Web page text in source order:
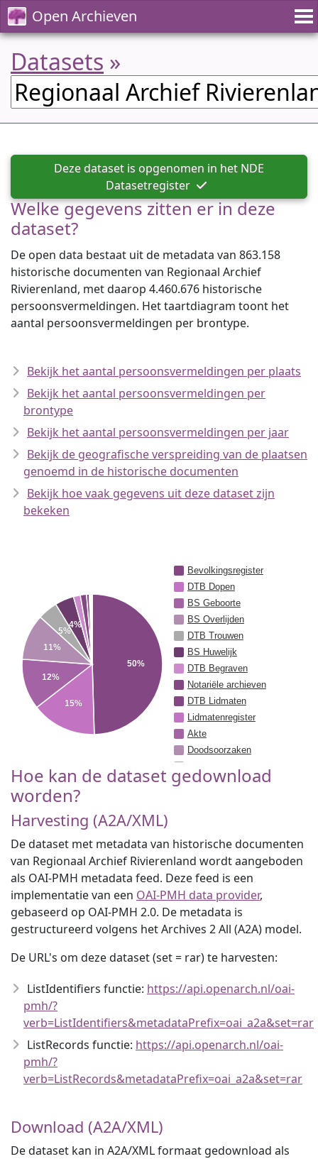
Open Archieven
Datasets »
Deze dataset is opgenomen in het NDE
Datasetregister
Welke gegevens zitten er in deze
dataset?
De open data bestaat uit de metadata van 863.158
historische documenten van Regionaal Archief
Rivierenland, met daarop 4.460.676 historische
persoonsvermeldingen. Het taartdiagram toont het
aantal persoonsvermeldingen per brontype.
Bekijk het aantal persoonsvermeldingen per plaats
Bekijk het aantal persoonsvermeldingen per
brontype
Bekijk het aantal persoonsvermeldingen per jaar
Bekijk de geografische verspreiding van de plaatsen
genoemd in de historische documenten
Bekijk hoe vaak gegevens uit deze dataset zijn
bekeken
50%
15%
12%
11%
5%
4%
Bevolkingsregister
DTB Dopen
BS Geboorte
BS Overlijden
DTB Trouwen
BS Huwelijk
DTB Begraven
Notariële archieven
DTB Lidmaten
Lidmatenregister
Akte
Doodsoorzaken
Belastingregister
Hoe kan de dataset gedownload
worden?
Harvesting (A2A/XML)
De dataset met metadata van historische documenten
van Regionaal Archief Rivierenland wordt aangeboden
als OAI-PMH metadata feed. Deze feed is een
implementatie van een OAI-PMH data provider,
gebaseerd op OAI-PMH 2.0. De metadata is
gestructureerd volgens het Archives 2 All (A2A) model.
De URL's om deze dataset (set = rar) te harvesten:
ListIdentifiers functie: https://api.openarch.nl/oai-
pmh/?
verb=ListIdentifiers&metadataPrefix=oai_a2a&set=rar
ListRecords functie: https://api.openarch.nl/oai-
pmh/?
verb=ListRecords&metadataPrefix=oai_a2a&set=rar
Download (A2A/XML)
De dataset kan in A2A/XML formaat gedownload als